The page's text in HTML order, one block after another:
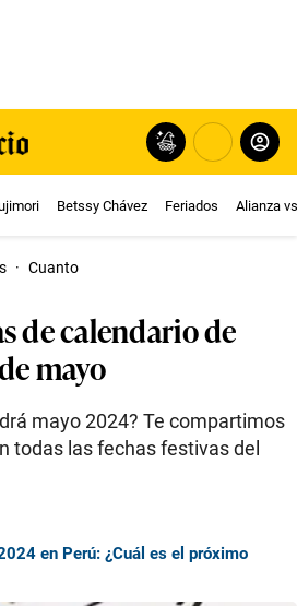
Betssy Chávez Feriados Alianza
· Cuanto
de calendario de
mayo
mayo 2024? Te compartimos
todas las fechas festivas del
en Perú: ¿Cuál es el próximo